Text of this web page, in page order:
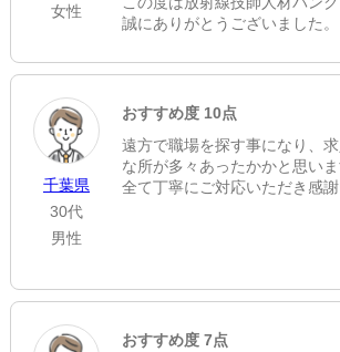
女性
誠にありがとうございました。
誠に申し訳ございませんでし
しております。
ートに努めてまいります。
千葉県
30代
男性
おすすめ度 10点
遠方で職場を探す事になり、
な所が多々あったかかと思いま
全て丁寧にご対応いただき感謝
おすすめ度 7点